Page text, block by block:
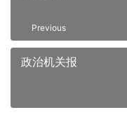
Previous
政治机关报